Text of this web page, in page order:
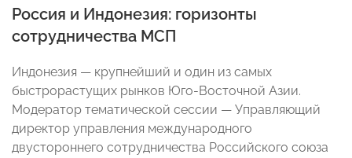
Россия и Индонезия: горизонты
сотрудничества МСП
Индонезия — крупнейший и один из самых
быстрорастущих рынков Юго-Восточной Азии.
Модератор тематической сессии — Управляющий
директор управления международного
двустороннего сотрудничества Российского союза